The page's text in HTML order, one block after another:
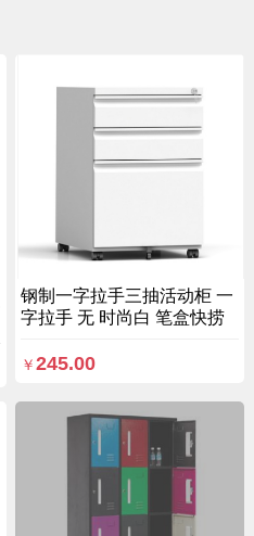
钢制一字拉手三抽活动柜 一
字拉手 无 时尚白 笔盒快捞
393*50
￥245.00